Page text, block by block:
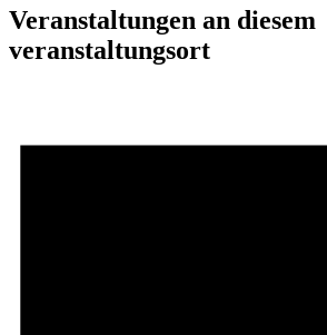
Veranstaltungen an diesem
veranstaltungsort